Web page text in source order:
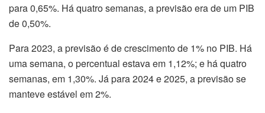
para 0,65%. Há quatro semanas, a previsão era de um PIB
de 0,50%.
Para 2023, a previsão é de crescimento de 1% no PIB. Há
uma semana, o percentual estava em 1,12%; e há quatro
semanas, em 1,30%. Já para 2024 e 2025, a previsão se
manteve estável em 2%.